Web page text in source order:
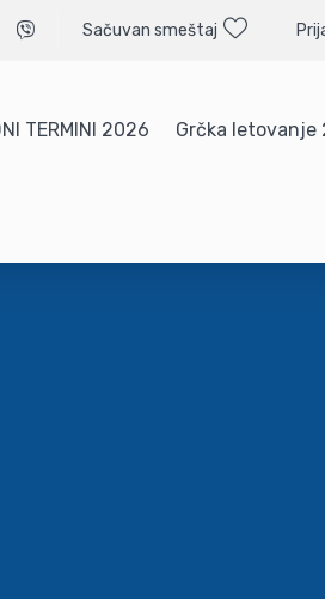
Sačuvan smeštaj
TERMINI 2026 Grčka letovanje